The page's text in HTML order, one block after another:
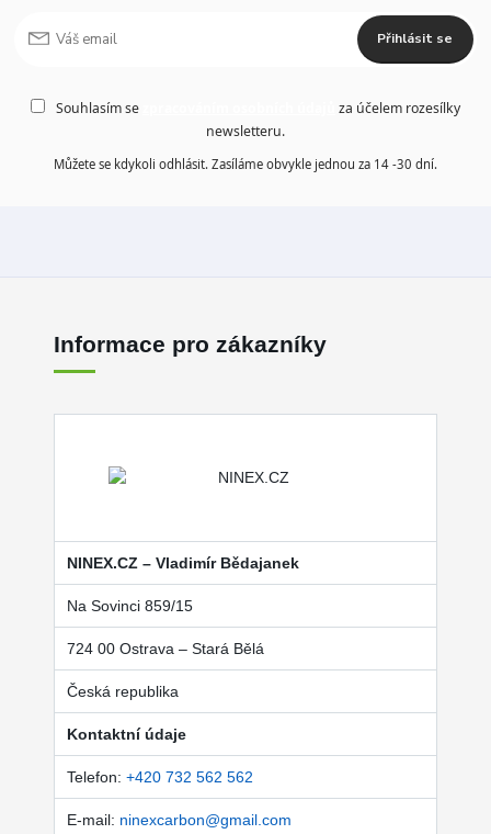
Přihlásit se
Souhlasím se
za účelem rozesílky
newsletteru.
Můžete se kdykoli odhlásit. Zasíláme obvykle jednou za 14 -30 dní.
Informace pro zákazníky
NINEX.CZ – Vladimír Bědajanek
Na Sovinci 859/15
724 00 Ostrava – Stará Bělá
Česká republika
Kontaktní údaje
Telefon: +420 732 562 562
E-mail: ninexcarbon@gmail.com